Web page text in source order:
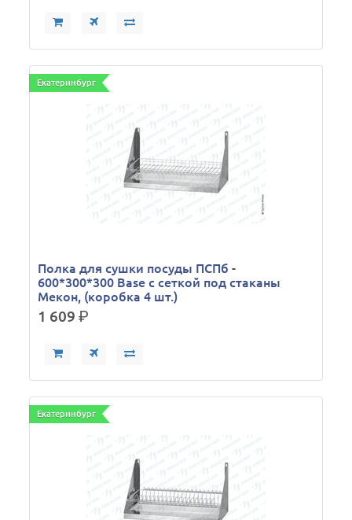
Екатеринбург
Полка для сушки посуды ПСПб -
600*300*300 Base с сеткой под стаканы
Мекон, (коробка 4 шт.)
1 609р.
Екатеринбург